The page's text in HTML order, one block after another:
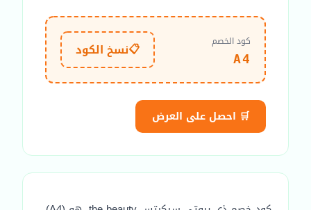
كود الخصم
A4
📋نسخ الكود
🛒 احصل على العرض